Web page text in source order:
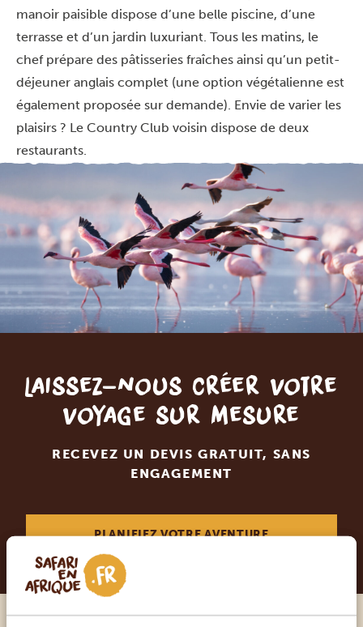
manoir paisible dispose d’une belle piscine, d’une
terrasse et d’un jardin luxuriant. Tous les matins, le
chef prépare des pâtisseries fraîches ainsi qu’un petit-
déjeuner anglais complet (une option végétalienne est
également proposée sur demande). Envie de varier les
plaisirs ? Le Country Club voisin dispose de deux
restaurants.
Laissez-nous créer votre
voyage sur mesure
RECEVEZ UN DEVIS GRATUIT, SANS
ENGAGEMENT
PLANIFIEZ VOTRE AVENTURE